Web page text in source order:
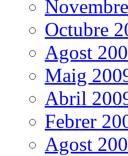
Octubre
Agost
Maig
Abril
Febrer
Agost